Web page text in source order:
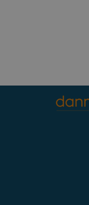
where the pattern
cookie which is used to